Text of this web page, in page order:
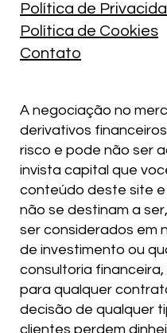
Política de
Política de Cookies
Contato
A negociação no
derivativos
risco e pode não ser
invista capital que
conteúdo deste site
não se destinam a
ser considerados em
de investimento ou
consultoria
para qualquer
decisão de qualquer
clientes perdem